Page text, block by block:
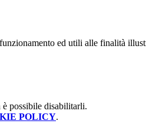
ed utili alle finalità
possibile disabilitarli.
POLICY.